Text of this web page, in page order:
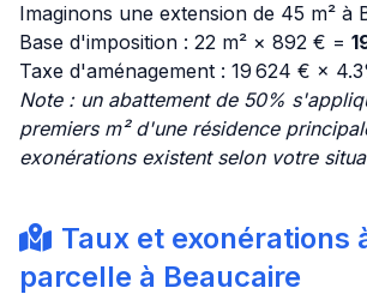
Imaginons une extension de 45 m² à
Base d'imposition : 22 m² × 892 € =
Taxe d'aménagement : 19 624 € ×
Note : un abattement de 50%
premiers m² d'une résidence
exonérations existent selon votre
Taux et exonérations
parcelle à Beaucaire